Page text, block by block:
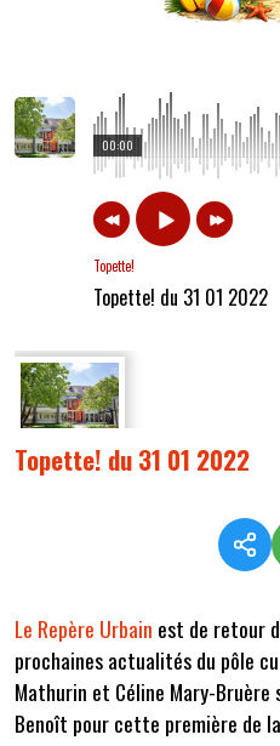
00:00
Topette!
Topette! du 31 01 2022
Topette! du 31 01 2022
Le Repère Urbain est de retour
prochaines actualités du pôle
Mathurin et Céline Mary-
Benoît pour cette première de